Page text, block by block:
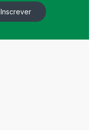
Inscrever